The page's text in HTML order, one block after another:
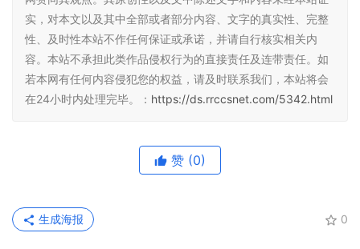
实，对本文以及其中全部或者部分内容、文字的真实性、完整
性、及时性本站不作任何保证或承诺，并请自行核实相关内
容。本站不承担此类作品侵权行为的直接责任及连带责任。如
若本网有任何内容侵犯您的权益，请及时联系我们，本站将会
在24小时内处理完毕。： https://ds.rrccsnet.com/5342.html
赞 (0)
0
生成海报